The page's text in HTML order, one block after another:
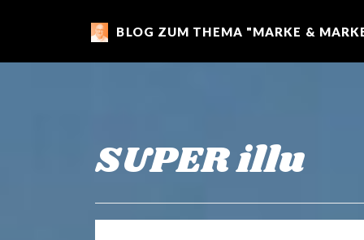
m
r
k
BLOG ZUM THEMA "MARKE &
SUPER illu